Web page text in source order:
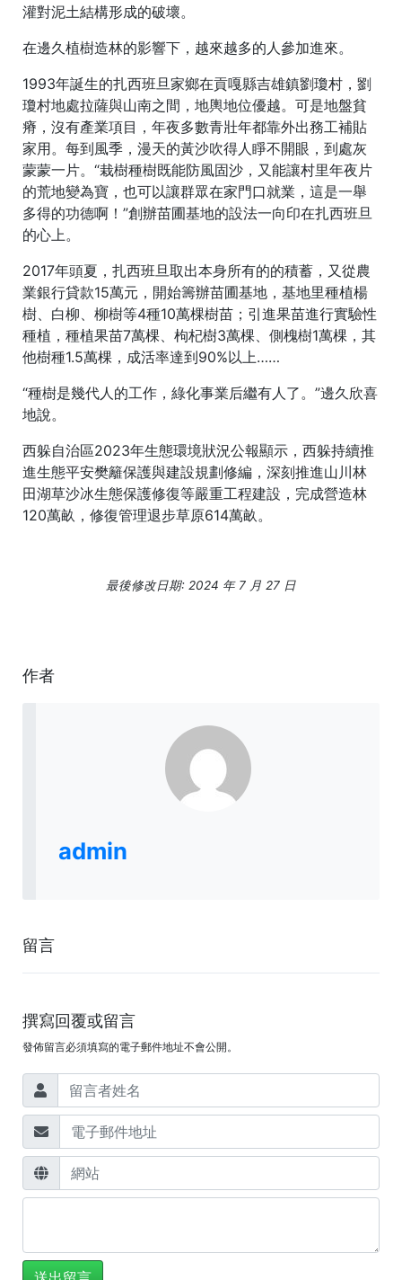
灌對泥土結構形成的破壞。
在邊久植樹造林的影響下，越來越多的人參加進來。
1993年誕生的扎西班旦家鄉在貢嘎縣吉雄鎮劉瓊村，劉
瓊村地處拉薩與山南之間，地輿地位優越。可是地盤貧
瘠，沒有產業項目，年夜多數青壯年都靠外出務工補貼
家用。每到風季，漫天的黃沙吹得人睜不開眼，到處灰
蒙蒙一片。“栽樹種樹既能防風固沙，又能讓村里年夜片
的荒地變為寶，也可以讓群眾在家門口就業，這是一舉
多得的功德啊！”創辦苗圃基地的設法一向印在扎西班旦
的心上。
2017年頭夏，扎西班旦取出本身所有的的積蓄，又從農
業銀行貸款15萬元，開始籌辦苗圃基地，基地里種植楊
樹、白柳、柳樹等4種10萬棵樹苗；引進果苗進行實驗性
種植，種植果苗7萬棵、枸杞樹3萬棵、側槐樹1萬棵，其
他樹種1.5萬棵，成活率達到90%以上……
“種樹是幾代人的工作，綠化事業后繼有人了。”邊久欣喜
地說。
西躲自治區2023年生態環境狀況公報顯示，西躲持續推
進生態平安樊籬保護與建設規劃修編，深刻推進山川林
田湖草沙冰生態保護修復等嚴重工程建設，完成營造林
120萬畝，修復管理退步草原614萬畝。
最後修改日期: 2024 年 7 月 27 日
作者
admin
留言
撰寫回覆或留言
發佈留言必須填寫的電子郵件地址不會公開。